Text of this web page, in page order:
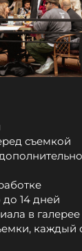
съемкой
до 14 дней
в